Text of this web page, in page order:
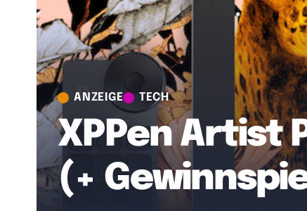
ANZEIGE TECH
XPPen Artist
(+